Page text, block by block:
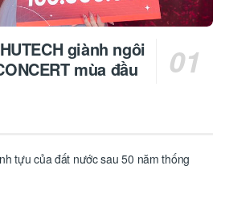
giành ngôi
mùa đầu
tựu của đất nước sau 50 năm thống